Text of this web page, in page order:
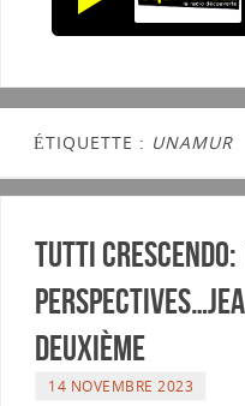
ÉTIQUETTE : UNAMUR
Tutti
deuxième
14 NOVEMBRE 2023